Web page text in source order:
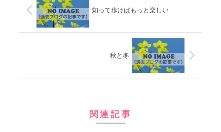
知って歩けばもっと楽しい
秋と冬
関連記事